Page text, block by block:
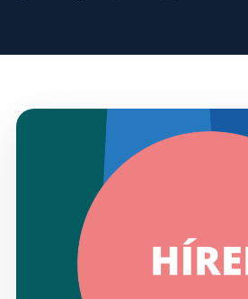
Hírek
Naptár
Dokumentumok
Kapcsolat